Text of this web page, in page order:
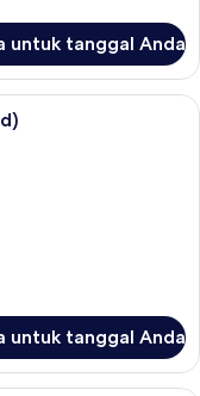
untuk tanggal Anda
untuk tanggal Anda